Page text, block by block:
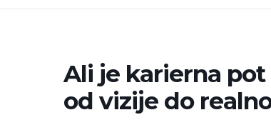
Ali je karierna
od vizije do